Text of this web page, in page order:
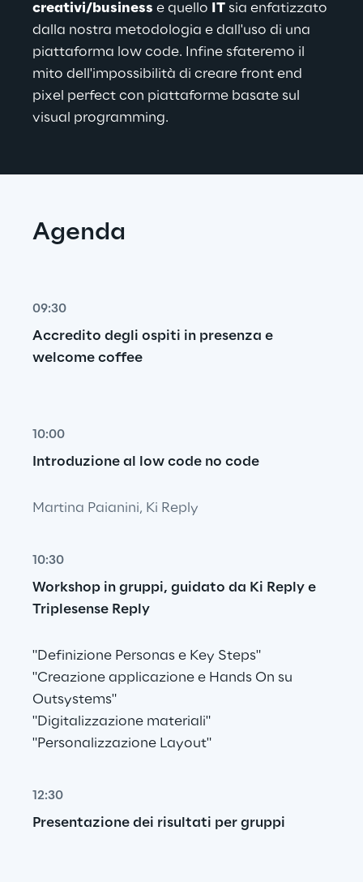
creativi/business e quello IT sia enfatizzato
dalla nostra metodologia e dall'uso di una
piattaforma low code. Infine sfateremo il
mito dell'impossibilità di creare front end
pixel perfect con piattaforme basate sul
visual programming.
Agenda
09:30
Accredito degli ospiti in presenza e
welcome coffee
10:00
Introduzione al low code no code
Martina Paianini, Ki Reply
10:30
Workshop in gruppi, guidato da Ki Reply e
Triplesense Reply
"Definizione Personas e Key Steps"
"Creazione applicazione e Hands On su
Outsystems"
"Digitalizzazione materiali"
"Personalizzazione Layout"
12:30
Presentazione dei risultati per gruppi